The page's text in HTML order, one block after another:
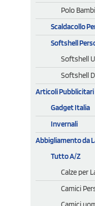
Polo
Scaldacollo
Softshell
Softshell
Softshell
Articoli Pubblicitari
Gadget Italia
Invernali
Abbigliamento da
Tutto A/Z
Calze per
Camici